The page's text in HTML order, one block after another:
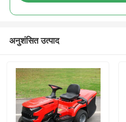
अनुशंसित उत्पाद